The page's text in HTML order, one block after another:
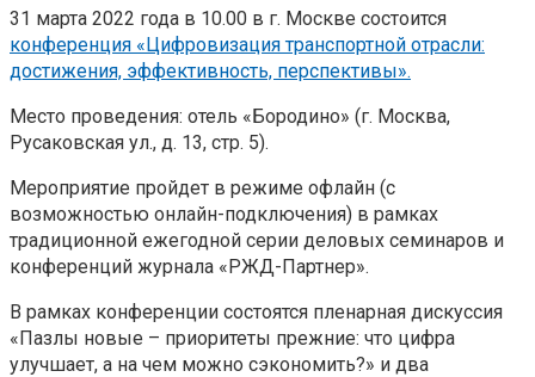
31 марта 2022 года в 10.00 в г. Москве состоится
конференция «Цифровизация транспортной отрасли:
достижения, эффективность, перспективы».
Место проведения: отель «Бородино» (г. Москва,
Русаковская ул., д. 13, стр. 5).
Мероприятие пройдет в режиме офлайн (с
возможностью онлайн-подключения) в рамках
традиционной ежегодной серии деловых семинаров и
конференций журнала «РЖД-Партнер».
В рамках конференции состоятся пленарная дискуссия
«Пазлы новые – приоритеты прежние: что цифра
улучшает, а на чем можно сэкономить?» и два